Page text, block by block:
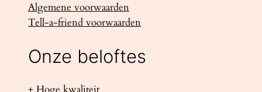
Algemene voorwaarden
Tell-a-friend voorwaarden
Onze beloftes
+ Hoge kwaliteit